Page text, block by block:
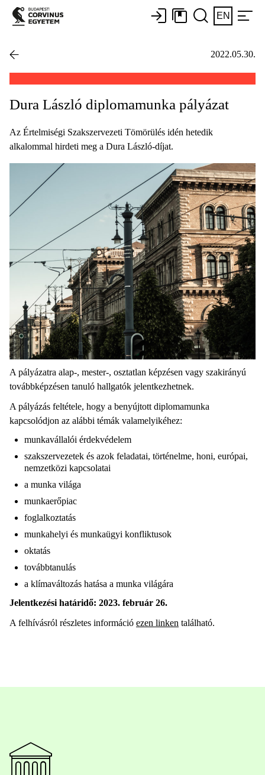
EN
2022.05.30.
Dura László diplomamunka pályázat
Az Értelmiségi Szakszervezeti Tömörülés idén hetedik
alkalommal hirdeti meg a Dura László-díjat.
A pályázatra alap-, mester-, osztatlan képzésen vagy szakirányú
továbbképzésen tanuló hallgatók jelentkezhetnek.
A pályázás feltétele, hogy a benyújtott diplomamunka
kapcsolódjon az alábbi témák valamelyikéhez:
munkavállalói érdekvédelem
szakszervezetek és azok feladatai, történelme, honi, európai,
nemzetközi kapcsolatai
a munka világa
munkaerőpiac
foglalkoztatás
munkahelyi és munkaügyi konfliktusok
oktatás
továbbtanulás
a klímaváltozás hatása a munka világára
Jelentkezési határidő: 2023. február 26.
A felhívásról részletes információ ezen linken található.